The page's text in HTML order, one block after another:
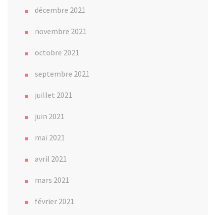
décembre 2021
novembre 2021
octobre 2021
septembre 2021
juillet 2021
juin 2021
mai 2021
avril 2021
mars 2021
février 2021